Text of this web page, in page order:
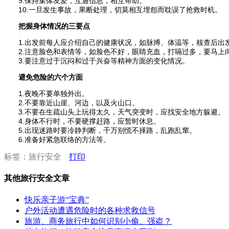
10.一旦发生事故，果断处理，切莫相互埋怨而耽误了抢救时机。
把握身体情况的三要点
1.出发前每人应介绍自己的健康状况，如脉搏、体温等，核查后出
2.注意脸色和表情等，如脸色不好，眼睛充血，打嗝过多，要马上
3.要注意过于沉闷和过于兴奋等精神方面的变化情况。
避免危险的六个方面
1.夜晚不要单独外出。
2.不要靠近山崖、河边，以及火山口。
3.不要在生疏山头上玩得太久，天气突变时，应找安全地方躲避。
4.身体不行时，不要硬撑赶路，应暂时休息。
5.出现迷路时要冷静判断，千万别慌不择路，乱跑乱窜。
6.准备好紧急联络的方法等。
标签：旅行安全 打印
其他旅行安全文章
快乐亲子游“宝典”
户外活动遭遇危险时的各种求救信号
旅游、商务旅行中如何识别小偷、强盗？